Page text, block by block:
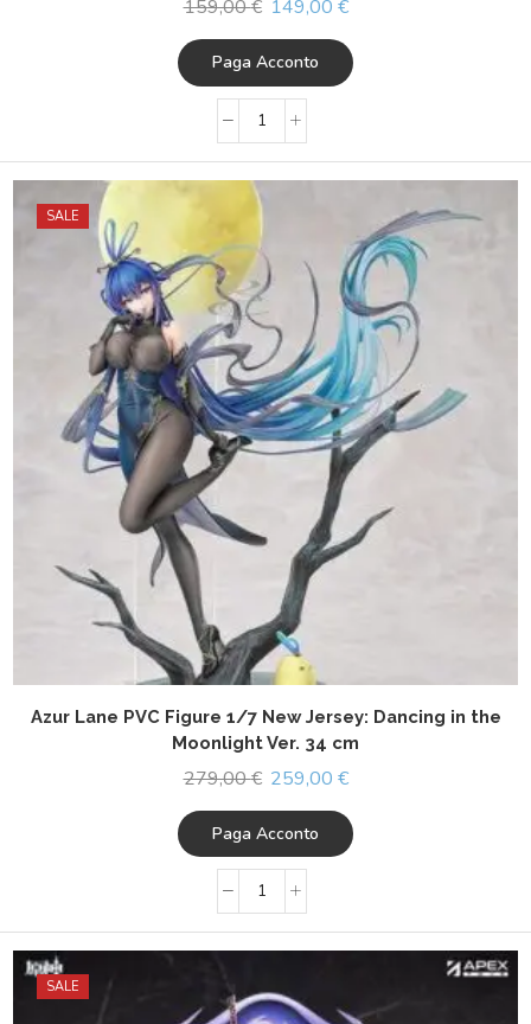
159,00€ 149,00 €
Paga Acconto
SALE
Azur Lane PVC Figure 1/7 New Jersey: Dancing in the
Moonlight Ver. 34 cm
279,00€ 259,00 €
Paga Acconto
SALE